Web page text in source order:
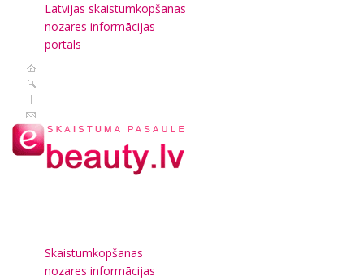
Latvijas skaistumkopšanas
nozares informācijas
portāls
Skaistumkopšanas
nozares informācijas